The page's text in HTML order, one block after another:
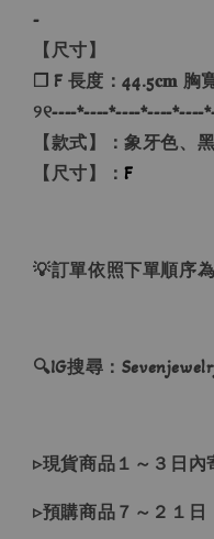
-
【尺寸】
❐ F 長度：44.5𝐜𝐦 胸
୨୧----*----*----*----*----
【款式】：象牙色、
【尺寸】：F
💡訂單依照下單順序為
🔍IG搜尋：
▹現貨商品１～３日內
▹預購商品７～２１日